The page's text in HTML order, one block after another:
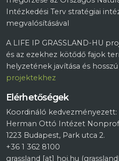
Intézkedési Terv stratégiai
megvalósításával
A LIFE IP GRASSLAND-HU
és az ezekhez kötődő fajok
helyzetének javítása és
projektekhez
Elérhetőségek
Koordináló kedvezményezett:
Herman Ottó Intézet
1223 Budapest, Park utca 2.
+36 1 362 8100
grassland [at] hoi.hu